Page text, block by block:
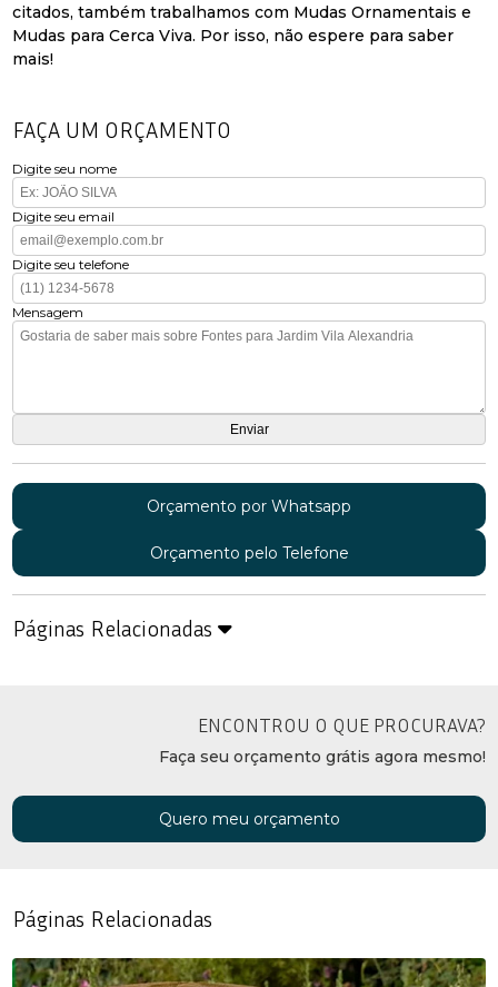
citados, também trabalhamos com Mudas Ornamentais e
Mudas para Cerca Viva. Por isso, não espere para saber
mais!
FAÇA UM ORÇAMENTO
Digite seu nome
Digite seu email
Digite seu telefone
Mensagem
Orçamento por Whatsapp
Orçamento pelo Telefone
Páginas Relacionadas
ENCONTROU O QUE PROCURAVA?
Faça seu orçamento grátis agora mesmo!
Quero meu orçamento
Páginas Relacionadas